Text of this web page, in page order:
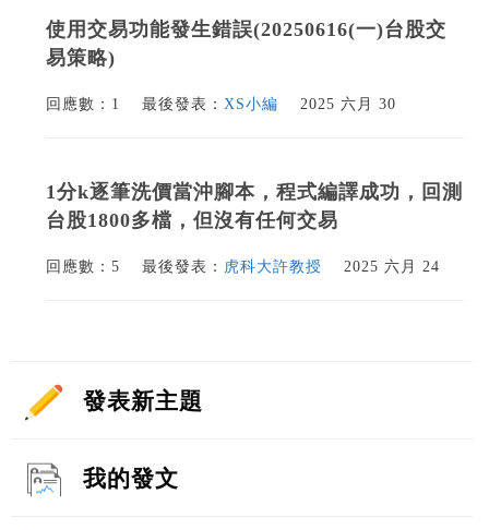
使用交易功能發生錯誤(20250616(一)台股交
易策略)
回應數：1 最後發表： XS小編 2025 六月 30
1分k逐筆洗價當沖腳本，程式編譯成功，回測
台股1800多檔，但沒有任何交易
回應數：5 最後發表： 虎科大許教授 2025 六月 24
發表新主題
我的發文